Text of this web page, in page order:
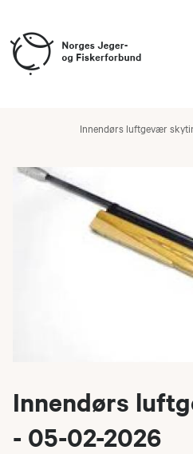
Innendørs luftgevær
Innendørs
- 05-02-2026